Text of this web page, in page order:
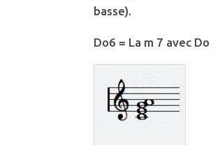
basse).
Do6 = La m 7 avec